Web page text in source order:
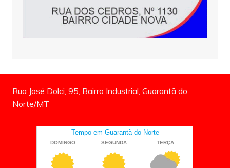
Rua José Dolci, 95, Bairro Industrial, Guarantã do
Norte/MT